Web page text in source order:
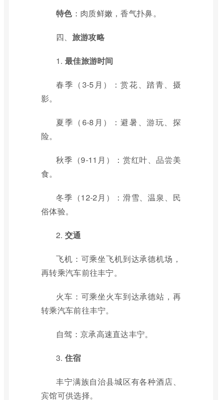
特色：肉质鲜嫩，香气扑鼻。
四、 旅游攻略
1. 最佳旅游时间
春季（3-5月）：赏花、踏青、摄
影。
夏季（6-8月）：避暑、游玩、探
险。
秋季（9-11月）：赏红叶、品尝美
食。
冬季（12-2月）：滑雪、温泉、民
俗体验。
2. 交通
飞机：可乘坐飞机到达承德机场，
再转乘汽车前往丰宁。
火车：可乘坐火车到达承德站，再
转乘汽车前往丰宁。
自驾：京承高速直达丰宁。
3. 住宿
丰宁满族自治县城区有各种酒店、
宾馆可供选择。